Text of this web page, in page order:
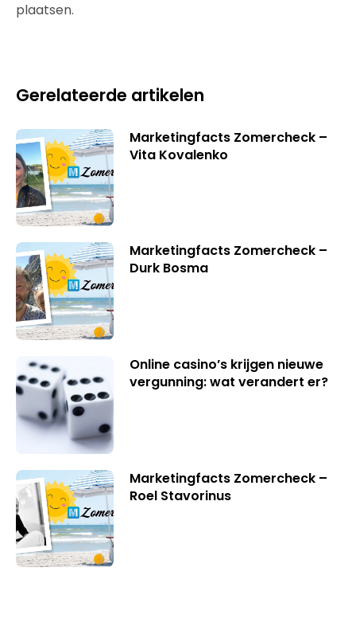
plaatsen.
Gerelateerde artikelen
Marketingfacts Zomercheck –
Vita Kovalenko
Marketingfacts Zomercheck –
Durk Bosma
Online casino’s krijgen nieuwe
vergunning: wat verandert er?
Marketingfacts Zomercheck –
Roel Stavorinus